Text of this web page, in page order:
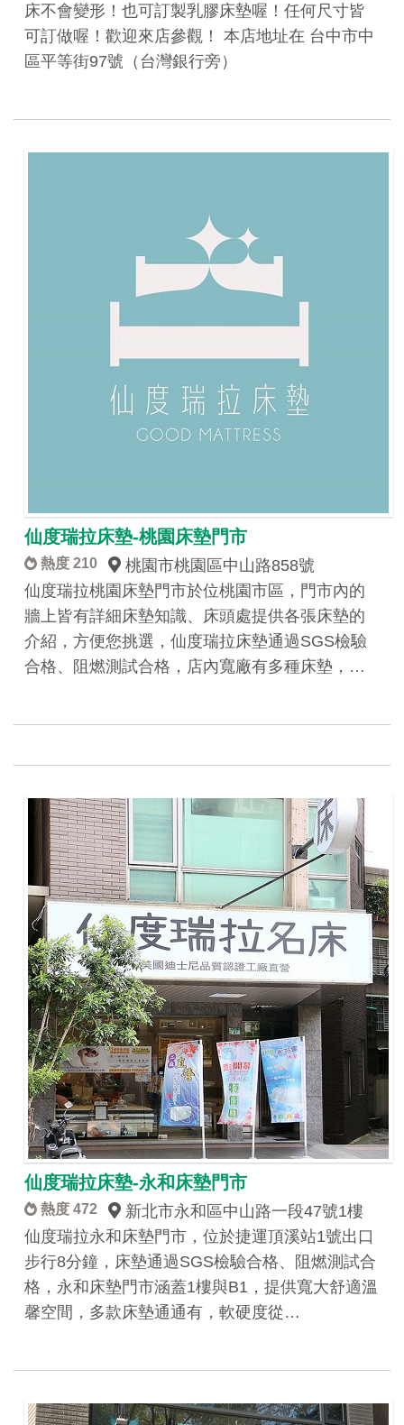
床不會變形！也可訂製乳膠床墊喔！任何尺寸皆
可訂做喔！歡迎來店參觀！ 本店地址在 台中市中
區平等街97號（台灣銀行旁）
仙度瑞拉床墊-桃園床墊門市
熱度 210
桃園市桃園區中山路858號
仙度瑞拉桃園床墊門市於位桃園市區，門市內的
牆上皆有詳細床墊知識、床頭處提供各張床墊的
介紹，方便您挑選，仙度瑞拉床墊通過SGS檢驗
合格、阻燃測試合格，店內寬廠有多種床墊，…
仙度瑞拉床墊-永和床墊門市
熱度 472
新北市永和區中山路一段47號1樓
仙度瑞拉永和床墊門市，位於捷運頂溪站1號出口
步行8分鐘，床墊通過SGS檢驗合格、阻燃測試合
格，永和床墊門市涵蓋1樓與B1，提供寬大舒適溫
馨空間，多款床墊通通有，軟硬度從…